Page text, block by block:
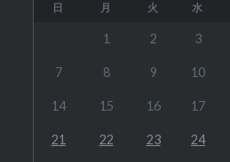
日 月 火 水
1 2 3
7 8 9 10
14 15 16 17
21 22 23 24